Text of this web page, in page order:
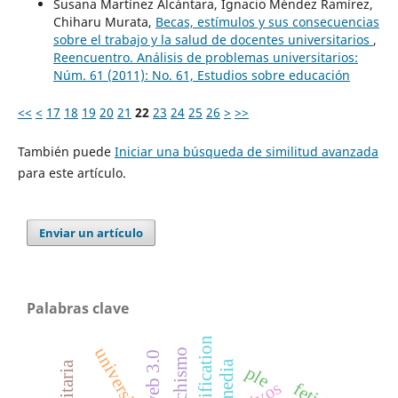
Susana Martínez Alcántara, Ignacio Méndez Ramírez,
Chiharu Murata, Becas, estímulos y sus consecuencias
sobre el trabajo y la salud de docentes universitarios ,
Reencuentro. Análisis de problemas universitarios:
Núm. 61 (2011): No. 61, Estudios sobre educación
<< < 17 18 19 20 21 22 23 24 25 26 > >>
También puede Iniciar una búsqueda de similitud avanzada
para este artículo.
Enviar un artículo
Palabras clave
reificationmedia ple
web 3.0